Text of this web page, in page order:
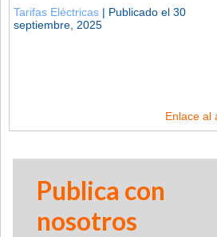
Tarifas Eléctricas | Publicado el 30
septiembre, 2025
Enlace al
Publica con
nosotros